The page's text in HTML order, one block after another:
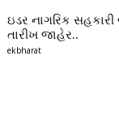
ઇડર નાગરિક
તારીખ જાહેર..
ekbharat